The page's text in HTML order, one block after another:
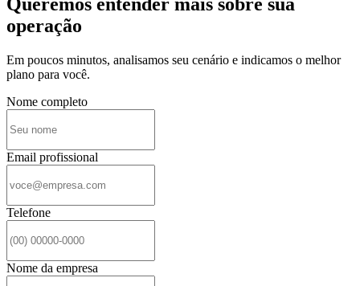
operação
Em poucos minutos, analisamos seu cenário e indicamos o melhor
plano para você.
Nome completo
Email profissional
Telefone
Nome da empresa